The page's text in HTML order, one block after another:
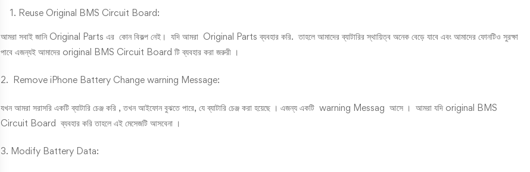
Reuse Original BMS Circuit Board:
আমরা সবাই জানি Original Parts এর কোন বিকল্প নেই। যদি আমরা Original Parts ব্যবহার করি. তাহলে আমাদের ব্যাটারির স্থায়িত্ব অনেক বেড়ে যাবে এবং আমাদের ফোনটিও সুরক্ষা
পাবে এজন্যই আমাদের original BMS Circuit Board টি ব্যবহার করা জরুরী ।
2. Remove iPhone Battery Change warning Message:
যখন আমরা সরাসরি একটি ব্যাটারি চেঞ্জ করি , তখন আইফোন বুঝতে পারে, যে ব্যাটারি চেঞ্জ করা হয়েছে । এজন্য একটি warning Messag আসে । আমরা যদি original BMS
Circuit Board ব্যবহার করি তাহলে এই মেসেজটি আসবেনা ।
3. Modify Battery Data: